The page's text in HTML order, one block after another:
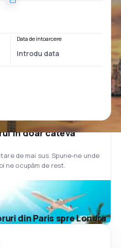
Data de întoarcere
în doar câteva
de mai sus. Spune-ne unde
ne ocupăm de rest.
din Paris spre Londra